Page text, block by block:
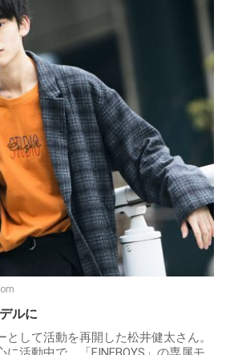
ルに
して活動を再開した松井健太さん。